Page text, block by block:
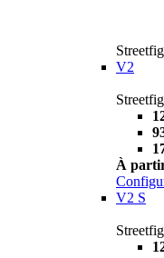
V2
À
V2 S